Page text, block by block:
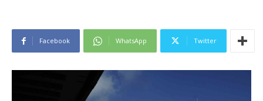
Facebook WhatsApp Twitter